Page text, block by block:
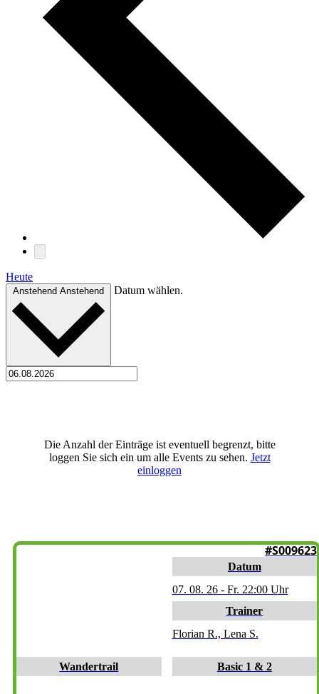
Heute
Anstehend Anstehend Datum wählen.
Die Anzahl der Einträge ist eventuell begrenzt, bitte
loggen Sie sich ein um alle Events zu sehen. Jetzt
einloggen
#S009623
SALZBURG
Datum
07. 08. 26 - Fr. 22:00 Uhr
Trainer
Florian R., Lena S.
Wandertrail Basic 1 & 2